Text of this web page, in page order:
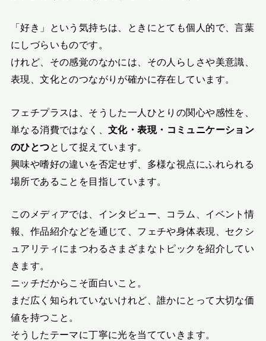
「好き」という気持ちは、ときにとても個人的で、言葉
にしづらいものです。
けれど、その感覚のなかには、その人らしさや美意識、
表現、文化とのつながりが確かに存在しています。
フェチプラスは、そうした一人ひとりの関心や感性を、
単なる消費ではなく、文化・表現・コミュニケーション
のひとつとして捉えています。
興味や嗜好の違いを否定せず、多様な視点にふれられる
場所であることを目指しています。
このメディアでは、インタビュー、コラム、イベント情
報、作品紹介などを通じて、フェチや身体表現、セクシ
ュアリティにまつわるさまざまなトピックを紹介してい
きます。
ニッチだからこそ面白いこと。
まだ広く知られていないけれど、誰かにとって大切な価
値を持つこと。
そうしたテーマに丁寧に光を当てていきます。